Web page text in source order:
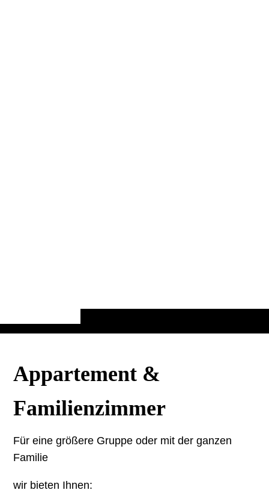
Appartement &
Familienzimmer
Für eine größere Gruppe oder mit der ganzen
Familie
wir bieten Ihnen: